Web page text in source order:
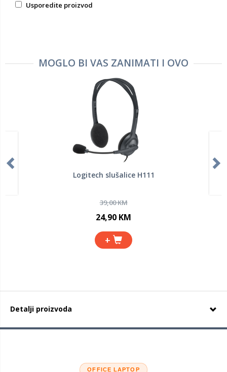
Usporedite proizvod
MOGLO BI VAS ZANIMATI I OVO
Logitech slušalice H111
39,00 KM
24,90 KM
+
Detalji proizvoda
OFFICE LAPTOP